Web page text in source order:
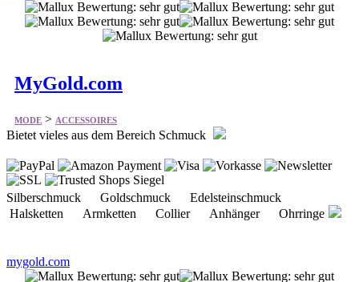
MyGold.com
MODE > ACCESSOIRES
Bietet vieles aus dem Bereich Schmuck
Silberschmuck Goldschmuck Edelsteinschmuck
Halsketten Armketten Collier Anhänger Ohrringe
mygold.com